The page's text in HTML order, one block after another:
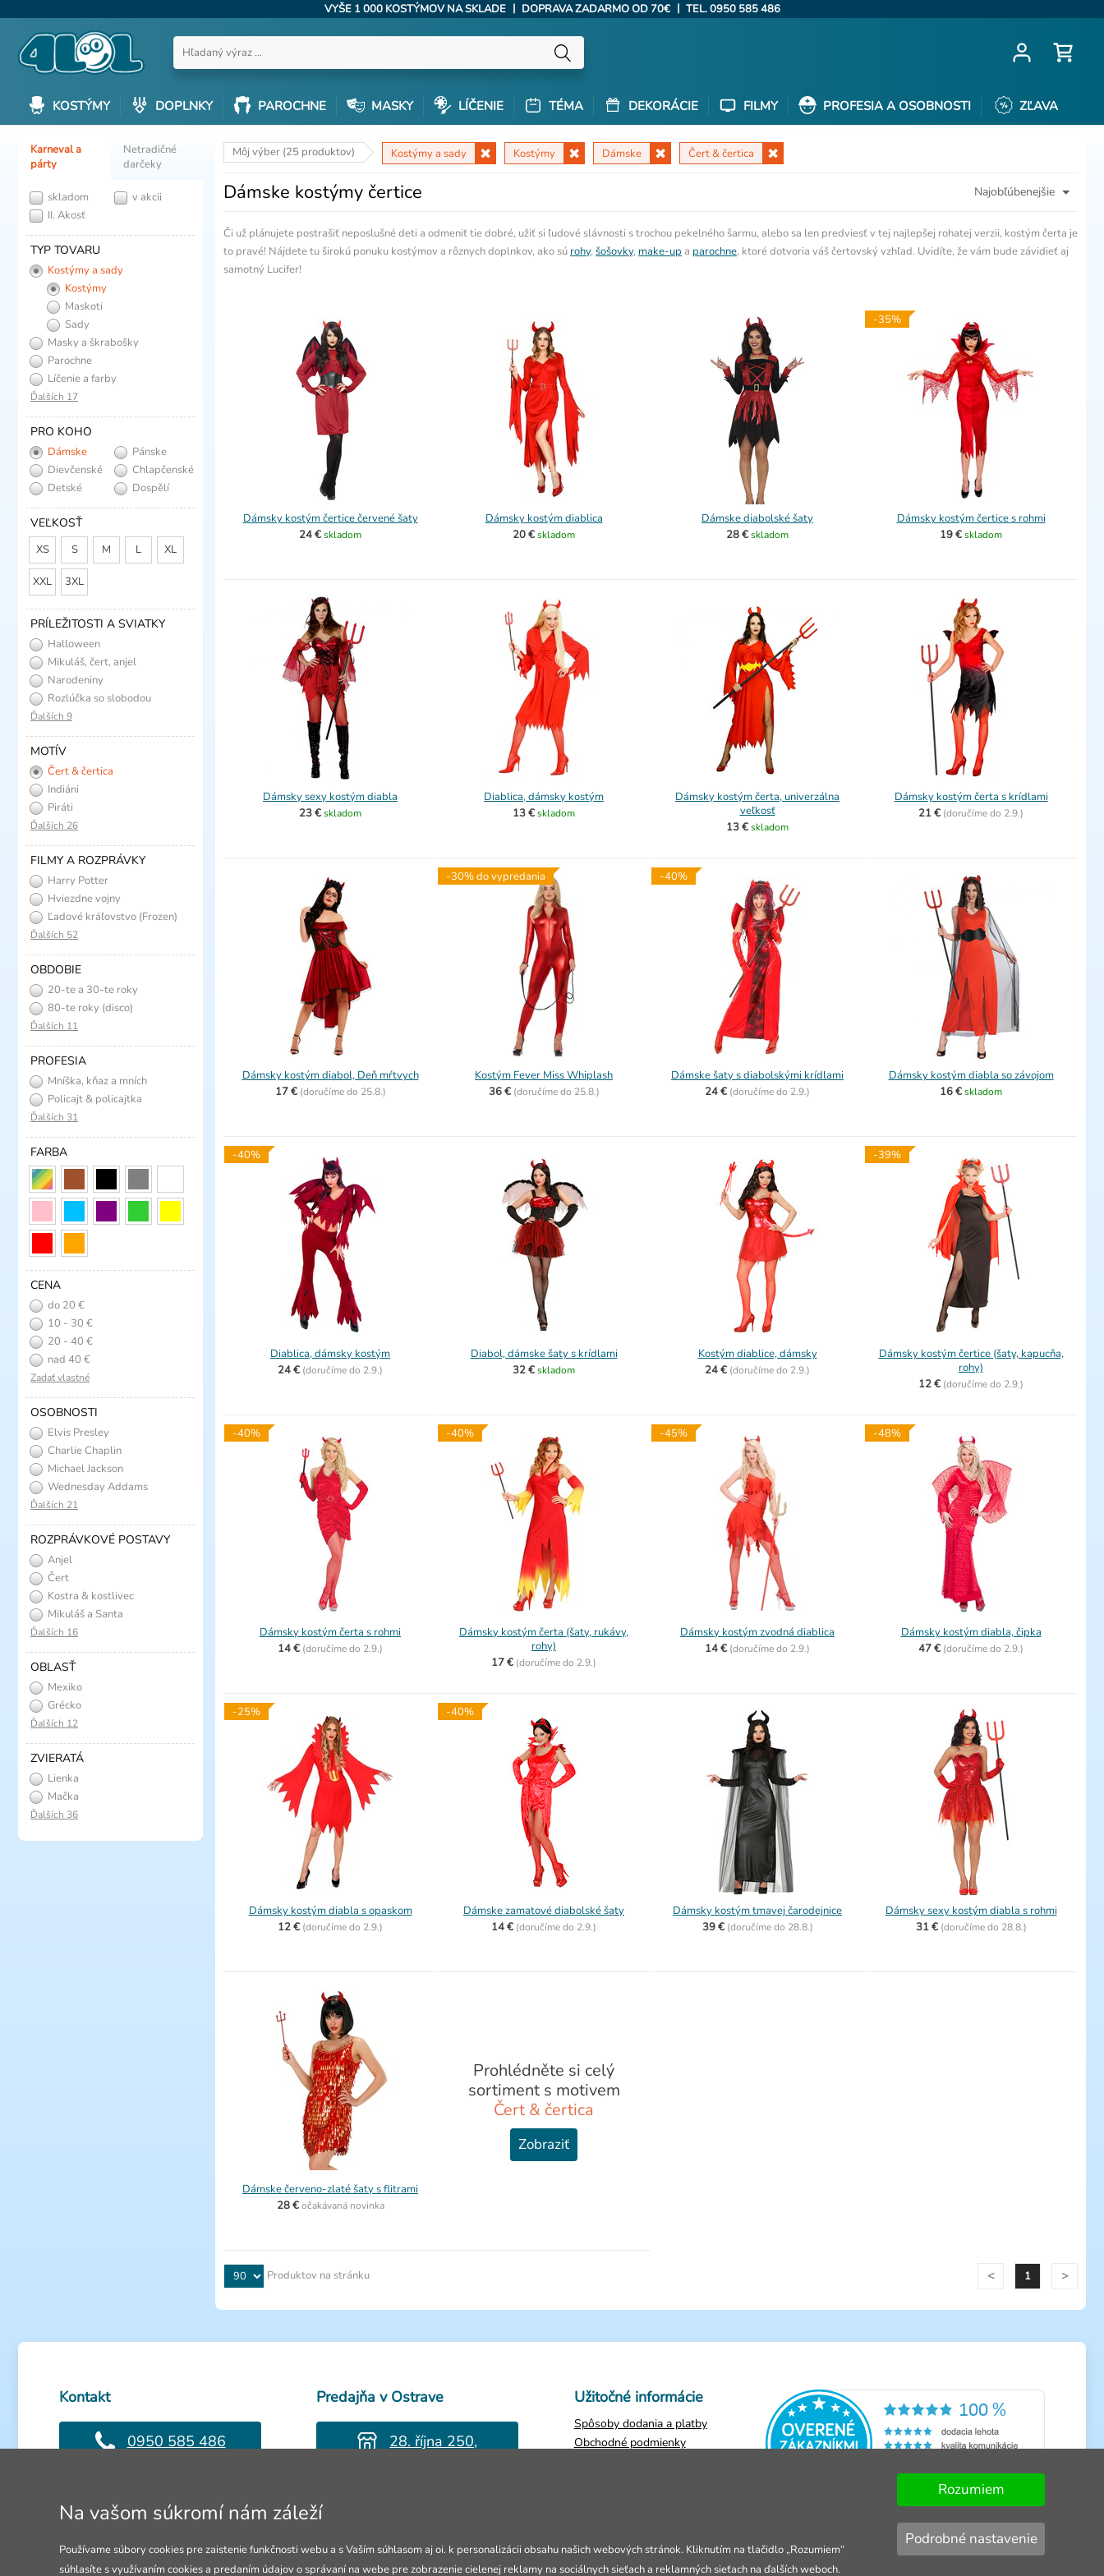
VYŠE 1 000 KOSTÝMOV NA SKLADE | DOPRAVA ZADARMO OD 70€ | TEL. 0950 585 486
KOSTÝMY DOPLNKY PAROCHNE MASKY LÍČENIE TÉMA DEKORÁCIE FILMY PROFESIA A OSOBNOSTI ZĽAVA
Môj výber (25 produktov) Kostýmy a sady Kostýmy Dámske Čert & čertica
Najobľúbenejšie
Dámske kostýmy čertice
Či už plánujete postrašiť neposlušné deti a odmeniť tie dobré, užiť si ľudové slávnosti s trochou pekelného šarmu, alebo sa len predviesť v tej najlepšej rohatej verzii, kostým čerta je
to pravé! Nájdete tu širokú ponuku kostýmov a rôznych doplnkov, ako sú rohy, šošovky, make-up a parochne, ktoré dotvoria váš čertovský vzhľad. Uvidíte, že vám bude závidieť aj
samotný Lucifer!
Dámsky kostým čertice červené šaty
24 €skladom
Dámsky kostým diablica
20 €skladom
Dámske diabolské šaty
28 €skladom
-35%
Dámsky kostým čertice s rohmi
19 €skladom
Dámsky sexy kostým diabla
23 €skladom
Diablica, dámsky kostým
13 €skladom
Dámsky kostým čerta, univerzálna
veľkosť
13 €skladom
Dámsky kostým čerta s krídlami
21 € (doručíme do 2.9.)
Dámsky kostým diabol, Deň mŕtvych
17 € (doručíme do 25.8.)
-30% do vypredania
Kostým Fever Miss Whiplash
36 € (doručíme do 25.8.)
-40%
Dámske šaty s diabolskými krídlami
24 € (doručíme do 2.9.)
Dámsky kostým diabla so závojom
16 €skladom
-40%
Diablica, dámsky kostým
24 € (doručíme do 2.9.)
Diabol, dámske šaty s krídlami
32 €skladom
Kostým diablice, dámsky
24 € (doručíme do 2.9.)
-39%
Dámsky kostým čertice (šaty, kapucňa,
rohy)
12 € (doručíme do 2.9.)
-40%
Dámsky kostým čerta s rohmi
14 € (doručíme do 2.9.)
-40%
Dámsky kostým čerta (šaty, rukávy,
rohy)
17 € (doručíme do 2.9.)
-45%
Dámsky kostým zvodná diablica
14 € (doručíme do 2.9.)
-48%
Dámsky kostým diabla, čipka
47 € (doručíme do 2.9.)
-25%
Dámsky kostým diabla s opaskom
12 € (doručíme do 2.9.)
-40%
Dámske zamatové diabolské šaty
14 € (doručíme do 2.9.)
Dámsky kostým tmavej čarodejnice
39 € (doručíme do 28.8.)
Dámsky sexy kostým diabla s rohmi
31 € (doručíme do 28.8.)
Dámske červeno-zlaté šaty s flitrami
28 € očakávaná novinka
Prohlédněte si celý
sortiment s motivem
Čert & čertica
Zobraziť
< 1 >
Produktov na stránku
Karneval a
párty
Netradičné
darčeky
skladom
v akcii
II. Akosť
TYP TOVARU
Kostýmy a sady
Kostýmy
Maskoti
Sady
Masky a škrabošky
Parochne
Líčenie a farby
Ďalších 17
PRO KOHO
Dámske
Pánske
Dievčenské
Chlapčenské
Detské
Dospělí
VEĽKOSŤ
XS S M L XL
XXL 3XL
PRÍLEŽITOSTI A SVIATKY
Halloween
Mikuláš, čert, anjel
Narodeniny
Rozlúčka so slobodou
Ďalších 9
MOTÍV
Čert & čertica
Indiáni
Piráti
Ďalších 26
FILMY A ROZPRÁVKY
Harry Potter
Hviezdne vojny
Ľadové kráľovstvo (Frozen)
Ďalších 52
OBDOBIE
20-te a 30-te roky
(charleston)
80-te roky (disco)
Ďalších 11
PROFESIA
Mníška, kňaz a mních
Policajt & policajtka
Ďalších 31
FARBA
CENA
do 20 €
10 - 30 €
20 - 40 €
nad 40 €
Zadať vlastné
OSOBNOSTI
Elvis Presley
Charlie Chaplin
Michael Jackson
Wednesday Addams
Ďalších 21
ROZPRÁVKOVÉ POSTAVY
Anjel
Čert
Kostra & kostlivec
Mikuláš a Santa
Ďalších 16
OBLASŤ
Mexiko
Grécko
Ďalších 12
ZVIERATÁ
Lienka
Mačka
Ďalších 36
Kontakt
0950 585 486
info@4lol.cz
Radi Vám poradíme a pomôžeme.
Predajňa v Ostrave
28. října 250,
Užitočné informácie
Spôsoby dodania a platby
Obchodné podmienky
Na vašom súkromí nám záleží
Používame súbory cookies pre zaistenie funkčnosti webu a s Vaším súhlasom aj oi. k personalizácii obsahu našich webových stránok. Kliknutím na tlačidlo „Rozumiem“
súhlasíte s využívaním cookies a predaním údajov o správaní na webe pre zobrazenie cielenej reklamy na sociálnych sieťach a reklamných sieťach na ďalších weboch.
Rozumiem
Podrobné nastavenie